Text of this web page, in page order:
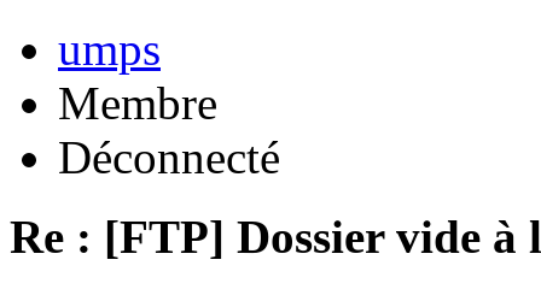
umps
Membre
Déconnecté
Re : [FTP] Dossier vide à